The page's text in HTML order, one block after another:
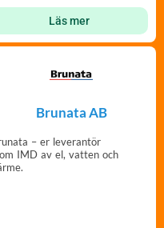
Läs mer
Brunata AB
– er leverantör
IMD av el, vatten och